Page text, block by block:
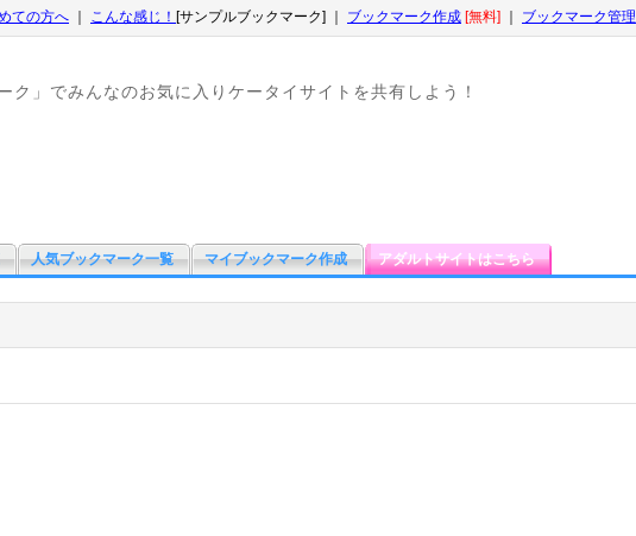
ての方へ こんな感じ！ [サンプルブックマーク] ｜ ブックマーク作成 [無料] ブックマーク管理
」でみんなのお気に入りケータイサイトを共有しよう！
人気ブックマーク一覧 マイブックマーク作成 アダルトサイトはこちら